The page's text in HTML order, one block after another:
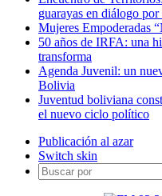
guarayas en diálogo
Mujeres Empoderadas
50 años de IRFA: una
transforma
Agenda Juvenil: un
Bolivia
Juventud boliviana
el nuevo ciclo político
Publicación al azar
Switch skin